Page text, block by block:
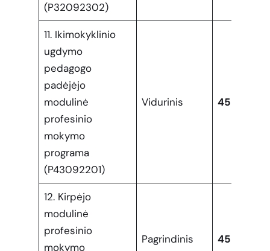
(P32092302)
11. Ikimokyklinio
ugdymo
pedagogo
padėjėjo
modulinė
profesinio
mokymo
programa
(P43092201)
Vidurinis 45
12. Kirpėjo
modulinė
profesinio
mokymo
Pagrindinis 45